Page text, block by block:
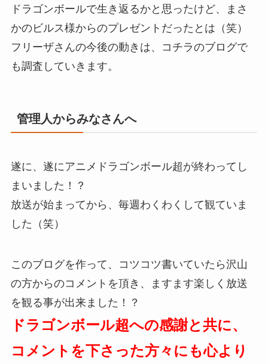
ドラゴンボールで生き返るかと思ったけど、まさ
かのビルス様からのプレゼントだったとは（笑）
フリーザさんの今後の動きは、コチラのブログで
も調査していきます。
管理人からみなさんへ
遂に、遂にアニメドラゴンボール超が終わってし
まいました！？
放送が始まってから、毎週わくわくして観ていま
した（笑）
このブログを作って、コツコツ書いていたら沢山
の方からのコメントを頂き、ますます楽しく放送
を観る事が出来ました！？
ドラゴンボール超への感謝と共に、
コメントを下さった方々にも心より